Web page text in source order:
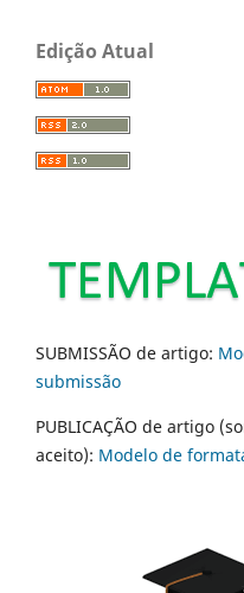
Edição Atual
SUBMISSÃO de artigo:
submissão
PUBLICAÇÃO de artigo
aceito): Modelo de